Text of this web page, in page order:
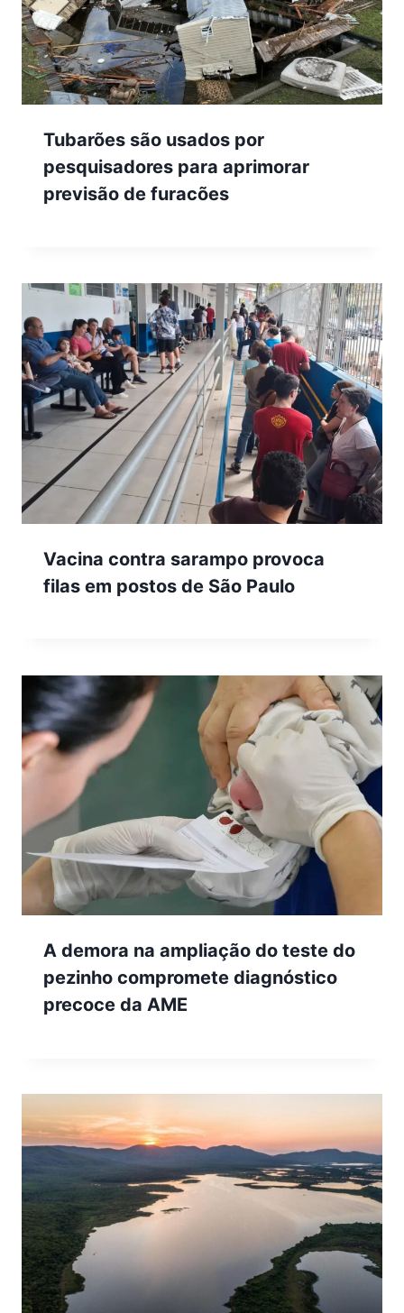
Tubarões são usados por
pesquisadores para aprimorar
previsão de furacões
Vacina contra sarampo provoca
filas em postos de São Paulo
A demora na ampliação do teste do
pezinho compromete diagnóstico
precoce da AME